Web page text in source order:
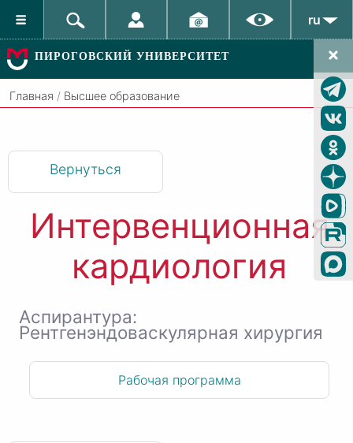
ru
ПИРОГОВСКИЙ УНИВЕРСИТЕТ
Главная / Высшее образование
Вернуться
Интервенционная
кардиология
Аспирантура:
Рентгенэндоваскулярная хирургия
Рабочая программа